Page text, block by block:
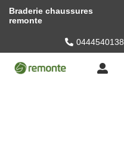
Braderie chaussures
remonte
0444540138